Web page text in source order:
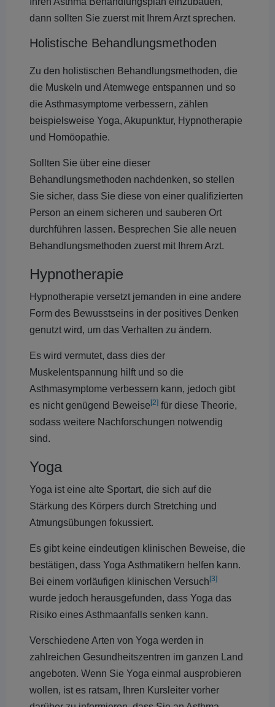
dann sollten Sie zuerst mit Ihrem Arzt sprechen.
Holistische Behandlungsmethoden
Zu den holistischen Behandlungsmethoden, die
die Muskeln und Atemwege entspannen und so
die Asthmasymptome verbessern, zählen
beispielsweise Yoga, Akupunktur, Hypnotherapie
und Homöopathie.
Sollten Sie über eine dieser
Behandlungsmethoden nachdenken, so stellen
Sie sicher, dass Sie diese von einer qualifizierten
Person an einem sicheren und sauberen Ort
durchführen lassen. Besprechen Sie alle neuen
Behandlungsmethoden zuerst mit Ihrem Arzt.
Hypnotherapie
Hypnotherapie versetzt jemanden in eine andere
Form des Bewusstseins in der positives Denken
genutzt wird, um das Verhalten zu ändern.
Es wird vermutet, dass dies der
Muskelentspannung hilft und so die
Asthmasymptome verbessern kann, jedoch gibt
es nicht genügend Beweise [2] für diese Theorie,
sodass weitere Nachforschungen notwendig
sind.
Yoga
Yoga ist eine alte Sportart, die sich auf die
Stärkung des Körpers durch Stretching und
Atmungsübungen fokussiert.
Es gibt keine eindeutigen klinischen Beweise, die
bestätigen, dass Yoga Asthmatikern helfen kann.
Bei einem vorläufigen klinischen Versuch [3]
wurde jedoch herausgefunden, dass Yoga das
Risiko eines Asthmaanfalls senken kann.
Verschiedene Arten von Yoga werden in
zahlreichen Gesundheitszentren im ganzen Land
angeboten. Wenn Sie Yoga einmal ausprobieren
wollen, ist es ratsam, Ihren Kursleiter vorher